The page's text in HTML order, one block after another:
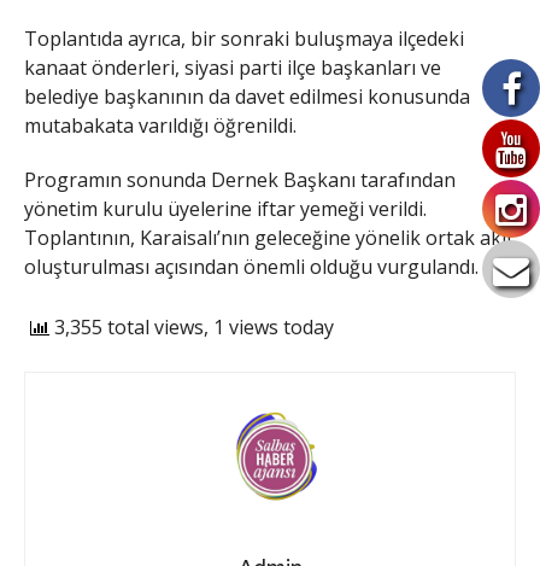
Toplantıda ayrıca, bir sonraki buluşmaya ilçedeki
kanaat önderleri, siyasi parti ilçe başkanları ve
belediye başkanının da davet edilmesi konusunda
mutabakata varıldığı öğrenildi.
Programın sonunda Dernek Başkanı tarafından
yönetim kurulu üyelerine iftar yemeği verildi.
Toplantının, Karaisalı’nın geleceğine yönelik ortak akıl
oluşturulması açısından önemli olduğu vurgulandı.
3,355 total views, 1 views today